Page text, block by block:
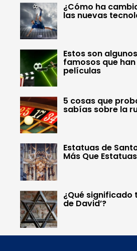
¿Cómo ha
las nuevas
Estos son
famosos que
películas
5 cosas que
sabías sobre la
Estatuas de
Más Que Estatuas
¿Qué significado
de David’?